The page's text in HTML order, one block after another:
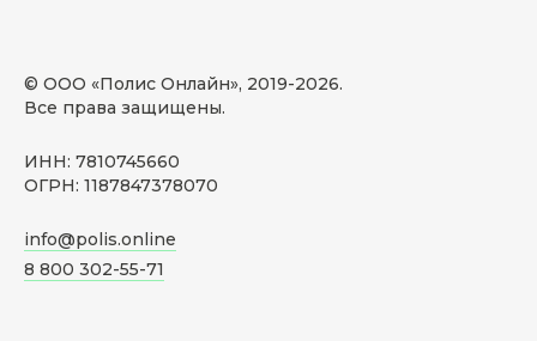
© ООО «Полис Онлайн», 2019-2026.
Все права защищены.
ИНН: 7810745660
ОГРН: 1187847378070
info@polis.online
8 800 302-55-71